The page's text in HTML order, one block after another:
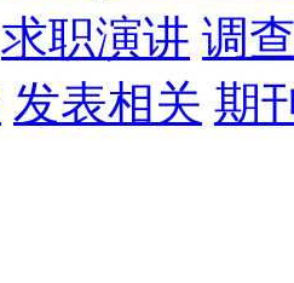
求职演讲 调
发表相关 期